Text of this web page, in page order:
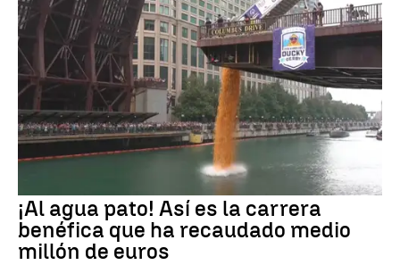
¡Al agua pato! Así es la carrera
benéfica que ha recaudado medio
millón de euros